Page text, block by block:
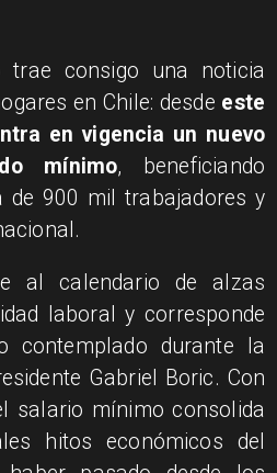
trae consigo una noticia
en Chile: desde este
en vigencia un nuevo
mínimo, beneficiando
de 900 mil trabajadores y
al calendario de alzas
laboral y corresponde
contemplado durante la
Gabriel Boric. Con
salario mínimo consolida
hitos económicos del